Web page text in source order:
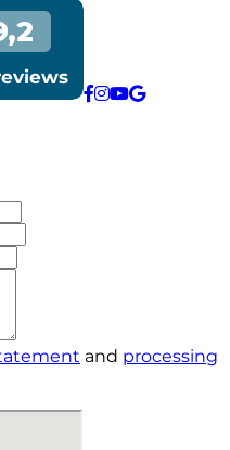
and processing